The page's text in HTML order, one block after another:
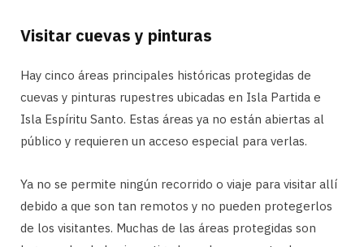
Visitar cuevas y pinturas
Hay cinco áreas principales históricas protegidas de
cuevas y pinturas rupestres ubicadas en Isla Partida e
Isla Espíritu Santo. Estas áreas ya no están abiertas al
público y requieren un acceso especial para verlas.
Ya no se permite ningún recorrido o viaje para visitar allí
debido a que son tan remotos y no pueden protegerlos
de los visitantes. Muchas de las áreas protegidas son